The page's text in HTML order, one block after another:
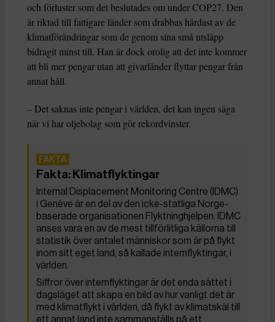
och förluster som det beslutades om under COP27. Den
är riktad till fattigare länder som drabbas hårdast av de
klimatförändringar som de genom sina små utsläpp
bidragit minst till. Han är dock orolig att det inte kommer
att bli mer pengar utan att givarländer flyttar pengar från
annat håll.
– Det saknas inte pengar i världen, det kan ingen säga
när vi har oljebolag som gör rekordvinster.
Fakta: Klimatflyktingar
Internal Displacement Monitoring Centre (IDMC)
i Genève är en del av den icke-statliga Norge-
baserade organisationen Flyktninghjelpen. IDMC
anses vara en av de mest tillförlitliga källorna till
statistik över antalet människor som är på flykt
inom sitt eget land, så kallade internflyktingar, i
världen.
Siffror över internflyktingar är det enda sättet i
dagsläget att skapa en bild av hur vanligt det är
med klimatflykt i världen, då flykt av klimatskäl till
ett annat land inte sammanställs på ett